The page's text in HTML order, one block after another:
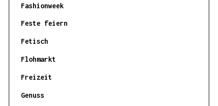
Fashionweek
Feste feiern
Fetisch
Flohmarkt
Freizeit
Genuss